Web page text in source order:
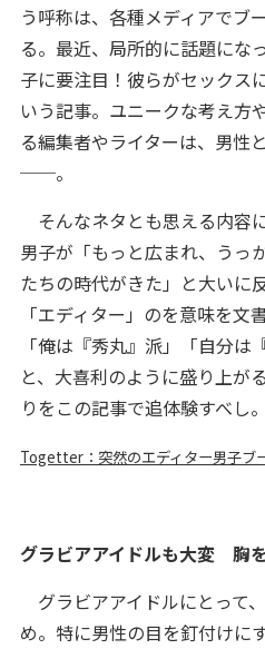
う呼称は、各種メディアでブ
る。最近、局所的に話題にな
子に要注目！彼らがセックス
いう記事。ユニークな考え方
る編集者やライターは、男性
──。
そんなネタとも思える内容
男子が「もっと広まれ、うっ
たちの時代がきた」と大いに
「エディター」のを意味を文
「俺は『秀丸』派」「自分
と、大喜利のように盛り上が
りをこの記事で追体験すべし。
Togetter：突然のエディター男子ブ
グラビアアイドルも大変 胸
グラビアアイドルにとって
め。特に男性の目を釘付けに